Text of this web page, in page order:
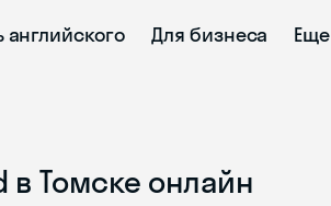
английского Для бизнеса Еще
в Томске онлайн